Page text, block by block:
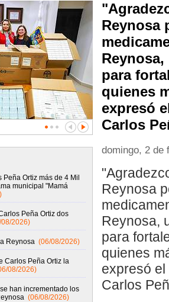
Ortiz más de 4 Mil
municipal "Mamá
Peña Ortiz dos
2026)
Reynosa (06/08/2026)
Carlos Peña Ortiz la
08/2026)
han incrementado los
(06/08/2026)
Reynosa
para
quienes
expresó
Carlos
domingo, 2 de
Reynosa
Reynosa,
para
quienes
expresó
Carlos